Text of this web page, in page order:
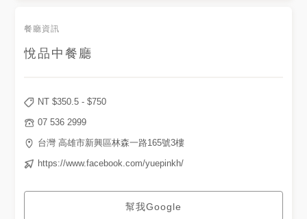
餐廳資訊
悅品中餐廳
NT $350.5 - $750
07 536 2999
台灣 高雄市新興區林森一路165號3樓
https://www.facebook.com/yuepinkh/
幫我Google